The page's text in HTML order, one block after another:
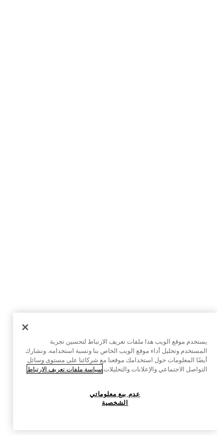
يستخدم موقع الويب هذا ملفات تعريف الارتباط لتحسين تجربة
المستخدم وتحليل أداء موقع الويب الخاص بنا ونسبة استخدامه. ونشارك
أيضًا المعلومات حول استخدامك موقعنا مع شركائنا على مستوى وسائل
التواصل الاجتماعي والإعلانات والتحليلات.سياسة ملفات تعريف الارتباط
عدم بيع معلوماتي
الشخصية